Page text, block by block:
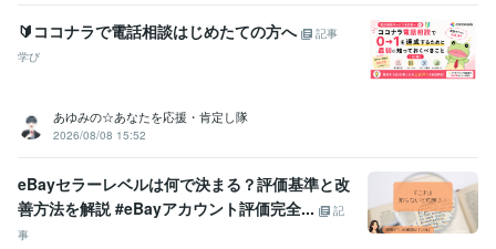
🔰ココナラで電話相談はじめたての方へ
記事
学び
あゆみの☆あなたを応援・肯定し隊
2026/08/08 15:52
eBayセラーレベルは何で決まる？評価基準と改
善方法を解説 #eBayアカウント評価完全...
記
事